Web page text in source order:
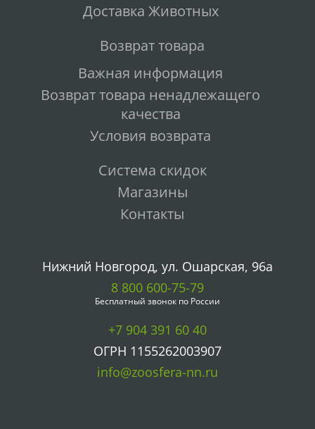
Доставка Животных
Возврат товара
Важная информация
Возврат товара ненадлежащего
качества
Условия возврата
Система скидок
Магазины
Контакты
Нижний Новгород, ул. Ошарская, 96а
8 800 600-75-79
Бесплатный звонок по России
+7 904 391 60 40
ОГРН 1155262003907
info@zoosfera-nn.ru